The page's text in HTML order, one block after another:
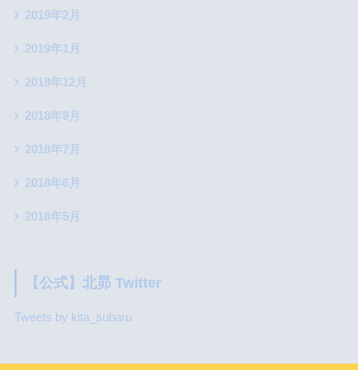
2019年2月
2019年1月
2018年12月
2018年9月
2018年7月
2018年6月
2018年5月
【公式】北昴 Twitter
Tweets by kita_subaru